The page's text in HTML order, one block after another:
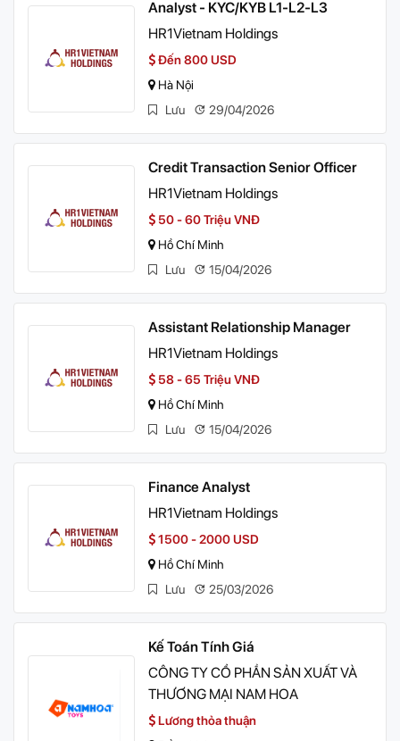
Analyst - KYC/KYB L1-L2-L3
HR1Vietnam Holdings
Đến 800 USD
Hà Nội
Lưu
29/04/2026
Credit Transaction Senior Officer
HR1Vietnam Holdings
50 - 60 Triệu VNĐ
Hồ Chí Minh
Lưu
15/04/2026
Assistant Relationship Manager
HR1Vietnam Holdings
58 - 65 Triệu VNĐ
Hồ Chí Minh
Lưu
15/04/2026
Finance Analyst
HR1Vietnam Holdings
1500 - 2000 USD
Hồ Chí Minh
Lưu
25/03/2026
Kế Toán Tính Giá
CÔNG TY CỔ PHẦN SẢN XUẤT VÀ
THƯƠNG MẠI NAM HOA
Lương thỏa thuận